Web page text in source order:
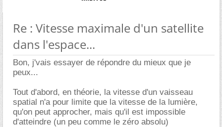
Re : Vitesse maximale d'un satellite
dans l'espace...
Bon, j'vais essayer de répondre du mieux que je
peux...
Tout d'abord, en théorie, la vitesse d'un vaisseau
spatial n'a pour limite que la vitesse de la lumière,
qu'on peut approcher, mais qu'il est impossible
d'atteindre (un peu comme le zéro absolu)